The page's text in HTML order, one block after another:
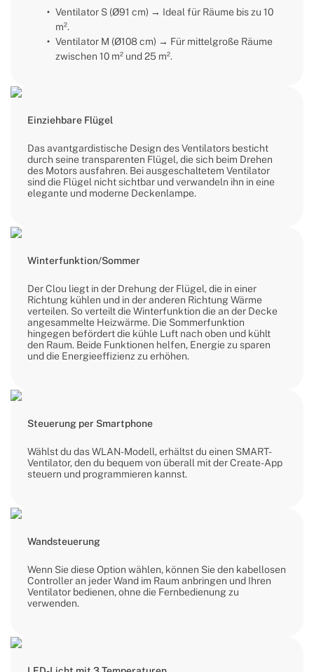
Ventilator S (Ø91 cm) → Ideal für Räume bis zu 10
m².
Ventilator M (Ø108 cm) → Für mittelgroße Räume
zwischen 10 m² und 25 m².
Einziehbare Flügel
Das avantgardistische Design des Ventilators besticht
durch seine transparenten Flügel, die sich beim Drehen
des Motors ausfahren. Bei ausgeschaltetem Ventilator
sind die Flügel nicht sichtbar und verwandeln ihn in eine
elegante und moderne Deckenlampe.
Winterfunktion/Sommer
Der Clou liegt in der Drehung der Flügel, die in einer
Richtung kühlen und in der anderen Richtung Wärme
verteilen. So verteilt die Winterfunktion die an der Decke
angesammelte Heizwärme. Die Sommerfunktion
hingegen befördert die kühle Luft nach oben und kühlt
den Raum. Beide Funktionen helfen, Energie zu sparen
und die Energieeffizienz zu erhöhen.
Steuerung per Smartphone
Wählst du das WLAN-Modell, erhältst du einen SMART-
Ventilator, den du bequem von überall mit der Create-App
steuern und programmieren kannst.
Wandsteuerung
Wenn Sie diese Option wählen, können Sie den kabellosen
Controller an jeder Wand im Raum anbringen und Ihren
Ventilator bedienen, ohne die Fernbedienung zu
verwenden.